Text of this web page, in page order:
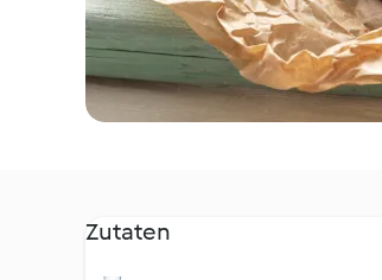
Zutaten